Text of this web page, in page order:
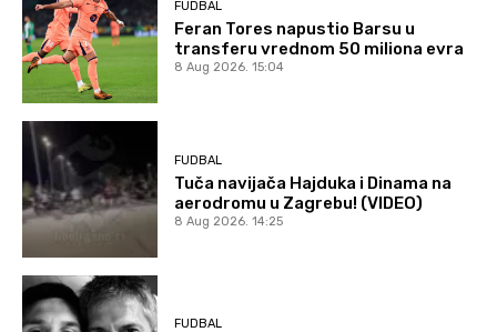
FUDBAL
Feran Tores napustio Barsu u
transferu vrednom 50 miliona evra
8 Aug 2026. 15:04
FUDBAL
Tuča navijača Hajduka i Dinama na
aerodromu u Zagrebu! (VIDEO)
8 Aug 2026. 14:25
FUDBAL